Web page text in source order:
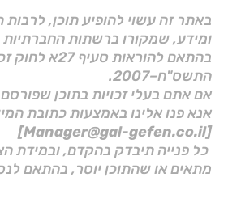
באתר זה עשוי להופיע תוכן, לרבות
ומידע, שמקורו ברשתות החברתיות
בהתאם להוראות
התשס"ח–2007.
אם אתם בעלי זכויות בתוכן
אנא פנו אלינו באמצעות כתובת
[Manager@gal-gefen.co.il]
כל פנייה תיבדק בהקדם, ובמידת
מתאים או שהתוכן יוסר, בהתאם